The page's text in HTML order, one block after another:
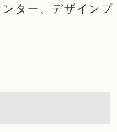
ター、デザインプ